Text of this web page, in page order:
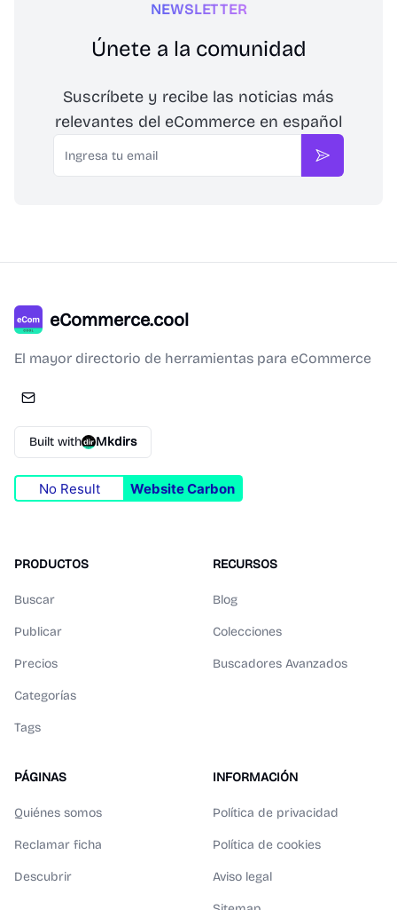
NEWSLETTER
Únete a la comunidad
Suscríbete y recibe las noticias más
relevantes del eCommerce en español
Email
Suscribirse
eCommerce.cool
El mayor directorio de herramientas para eCommerce
Built with Mkdirs
No Result Website Carbon
PRODUCTOS
Buscar
Publicar
Precios
Categorías
Tags
RECURSOS
Blog
Colecciones
Buscadores Avanzados
PÁGINAS
Quiénes somos
Reclamar ficha
Descubrir
INFORMACIÓN
Política de privacidad
Política de cookies
Aviso legal